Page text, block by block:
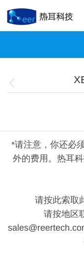
*请注意，你还必
外的费用。热耳
请按此索取
请按地区